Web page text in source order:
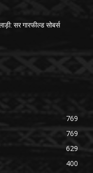
सर गारफील्ड सोबर्स
769
769
629
400